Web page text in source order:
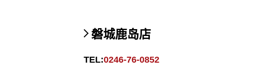
磐城鹿岛店
TEL:0246-76-0852